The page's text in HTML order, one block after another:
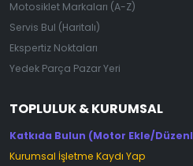
Motosiklet Markaları (A-Z)
Servis Bul (Haritalı)
Ekspertiz Noktaları
Yedek Parça Pazar Yeri
TOPLULUK & KURUMSAL
Katkıda Bulun (Motor Ekle/
Kurumsal İşletme Kaydı Yap